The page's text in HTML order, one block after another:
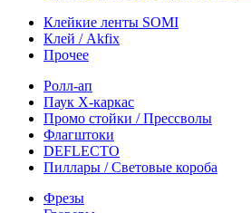
Клейкие ленты SOMI
Клей / Akfix
Прочее
Ролл-ап
Паук X-каркас
Промо стойки / Прессволы
Флагштоки
DEFLECTO
Пиллары / Световые короба
Фрезы